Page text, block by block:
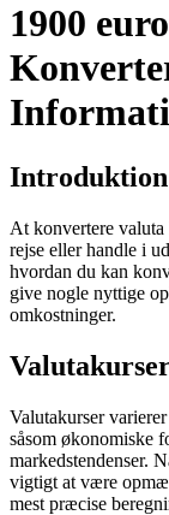
1900
Introduktion
At konvertere
rejse eller handle i
hvordan du kan
give nogle nyttige
omkostninger.
Valutakurser
såsom økonomiske
markedstendenser.
vigtigt at være
mest præcise